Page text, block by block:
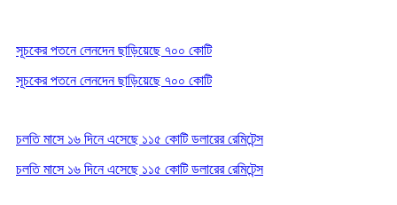
সূচকের পতনে লেনদেন ছাড়িয়েছে ৭০০ কোটি
সূচকের পতনে লেনদেন ছাড়িয়েছে ৭০০ কোটি
চলতি মাসে ১৬ দিনে এসেছে ১১৫ কোটি ডলারের রেমিটেন্স
চলতি মাসে ১৬ দিনে এসেছে ১১৫ কোটি ডলারের রেমিটেন্স